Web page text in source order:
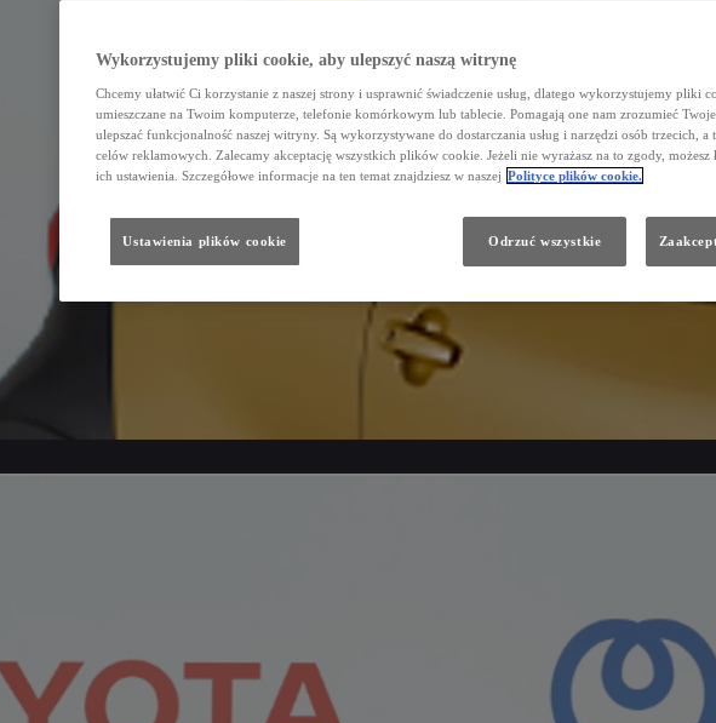
Wykorzystujemy pliki cookie, aby ulepszyć naszą witrynę
Chcemy ułatwić Ci korzystanie z naszej strony i usprawnić świadczenie usług, dlatego wykorzystujemy pliki
umieszczane na Twoim komputerze, telefonie komórkowym lub tablecie. Pomagają one nam zrozumieć
ulepszać funkcjonalność naszej witryny. Są wykorzystywane do dostarczania usług i narzędzi osób trzecich, a
celów reklamowych. Zalecamy akceptację wszystkich plików cookie. Jeżeli nie wyrażasz na to zgody, możesz
ich ustawienia. Szczegółowe informacje na ten temat znajdziesz w naszej Polityce plików cookie.
Ustawienia plików cookie Odrzuć wszystkie